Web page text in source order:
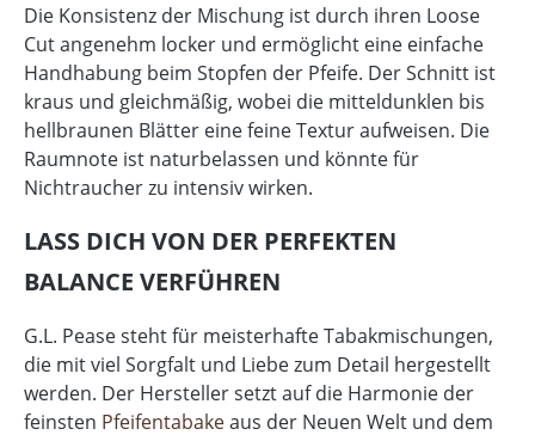
Die Konsistenz der Mischung ist durch ihren Loose
Cut angenehm locker und ermöglicht eine einfache
Handhabung beim Stopfen der Pfeife. Der Schnitt ist
kraus und gleichmäßig, wobei die mitteldunklen bis
hellbraunen Blätter eine feine Textur aufweisen. Die
Raumnote ist naturbelassen und könnte für
Nichtraucher zu intensiv wirken.
LASS DICH VON DER PERFEKTEN
BALANCE VERFÜHREN
G.L. Pease steht für meisterhafte Tabakmischungen,
die mit viel Sorgfalt und Liebe zum Detail hergestellt
werden. Der Hersteller setzt auf die Harmonie der
feinsten Pfeifentabakeaus der Neuen Welt und dem